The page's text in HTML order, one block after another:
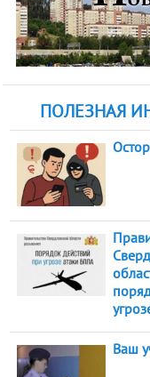
ПОЛЕЗНАЯ
Ваш